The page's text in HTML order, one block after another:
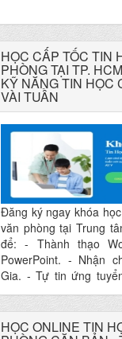
HỌC CẤP TỐC TIN
PHÒNG TẠI TP.
KỸ NĂNG TIN HỌC
VÀI TUẦN
Đăng ký ngay khóa
văn phòng tại Trung
để: - Thành thạo
PowerPoint. - Nhận
Gia. - Tự tin ứng
phòng.
HỌC ONLINE TIN